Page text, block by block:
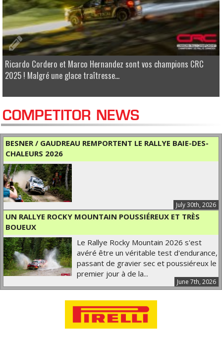
Ricardo Cordero et Marco Hernandez sont vos champions CRC
2025 ! Malgré une glace traîtresse...
COMPETITOR NEWS
BESNER / GAUDREAU REMPORTENT LE RALLYE BAIE-DES-
CHALEURS 2026
July 30th, 2026
UN RALLYE ROCKY MOUNTAIN POUSSIÉREUX ET TRÈS
BOUEUX
June 7th, 2026
Le Rallye Rocky Mountain 2026 s'est
avéré être un véritable test d'endurance,
passant de gravier sec et poussiéreux le
premier jour à de la...